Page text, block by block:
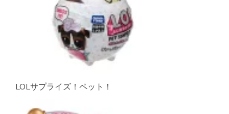
LOLサプライズ！ペット！